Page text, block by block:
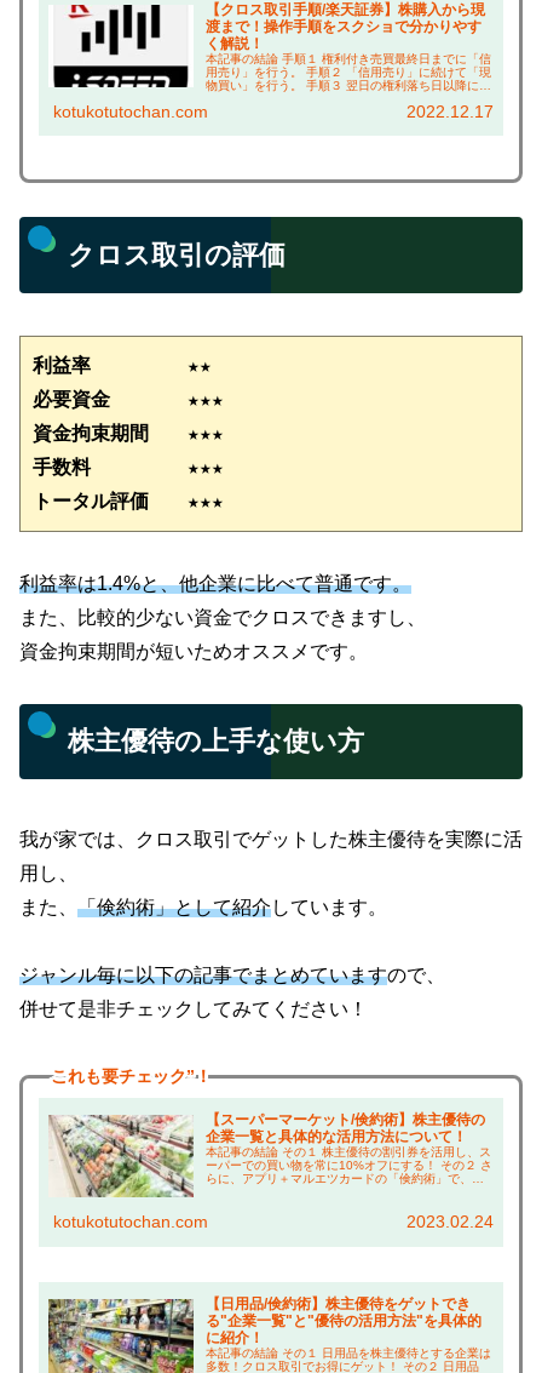
【クロス取引手順/楽天証券】株購入から現
渡まで！操作手順をスクショで分かりやす
く解説！
本記事の結論 手順１ 権利付き売買最終日までに「信
用売り」を行う。 手順２ 「信用売り」に続けて「現
物買い」を行う。 手順３ 翌日の権利落ち日以降に現
う。 こんにちは、コツコツ父ちゃんです。本ブロ...
kotukotutochan.com 2022.12.17
クロス取引の評価
利益率　　　　　★★
必要資金　　　　★★★
資金拘束期間 ★★★
手数料　　　　　★★★
トータル評価　　★★★
利益率は1.4%と、他企業に比べて普通です。
また、比較的少ない資金でクロスできますし、
資金拘束期間が短いためオススメです。
株主優待の上手な使い方
我が家では、クロス取引でゲットした株主優待を実際に活
用し、
また、 「倹約術」として紹介しています。
ジャンル毎に以下の記事でまとめていますので、
併せて是非チェックしてみてください！
これも要チェック”！
【スーパーマーケット/倹約術】株主優待の
企業一覧と具体的な活用方法について！
本記事の結論 その１ 株主優待の割引券を活用し、ス
ーパーでの買い物を常に10%オフにする！ その２ さ
らに、アプリ＋マルエツカードの「倹約術」で、買
kotukotutochan.com 2023.02.24
【日用品/倹約術】株主優待をゲットでき
る"企業一覧"と"優待の活用方法"を具体的
に紹介！
本記事の結論 その１ 日用品を株主優待とする企業は
多数！クロス取引でお得にゲット！ その２ 日用品